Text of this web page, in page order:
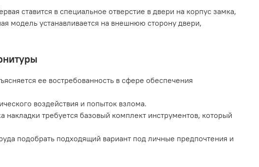
ставится в специальное отверстие в двери на корпус замка,
модель устанавливается на внешнюю сторону двери,
ее востребованность в сфере обеспечения
воздействия и попыток взлома.
требуется базовый комплект инструментов, который
подобрать подходящий вариант под личные предпочтения и